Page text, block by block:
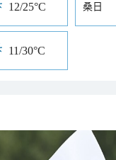
12/25°C 桑日
11/30°C